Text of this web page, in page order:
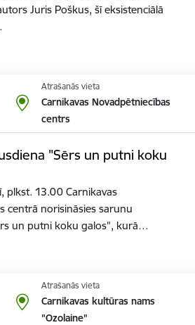
Juris Poškus, šī eksistenciālā
Atrašanās vieta
Carnikavas Novadpētniecības
centrs
"Sērs un putni koku
plkst. 13.00 Carnikavas
centrā norisināsies sarunu
un putni koku galos”, kurā…
Atrašanās vieta
Carnikavas kultūras nams
"Ozolaine"